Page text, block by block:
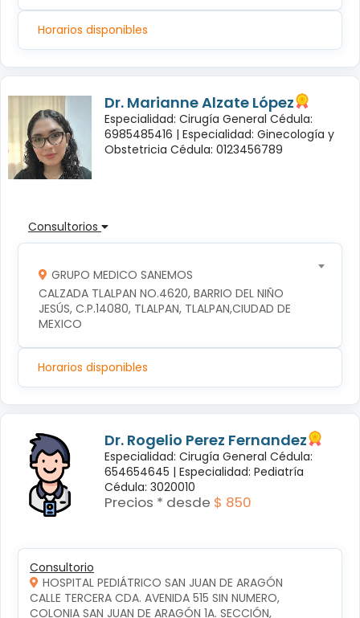
Horarios disponibles
Dr. Marianne Alzate López
Especialidad: Cirugía General Cédula:
6985485416 | Especialidad: Ginecología y
Obstetricia Cédula: 0123456789
Consultorios
GRUPO MEDICO SANEMOS
CALZADA TLALPAN NO.4620, BARRIO DEL NIÑO
JESÚS, C.P.14080, TLALPAN, TLALPAN,CIUDAD DE
MEXICO
Horarios disponibles
Dr. Rogelio Perez Fernandez
Especialidad: Cirugía General Cédula:
654654645 | Especialidad: Pediatría
Cédula: 3020010
Precios * desde $ 850
Consultorio
HOSPITAL PEDIÁTRICO SAN JUAN DE ARAGÓN
CALLE TERCERA CDA. AVENIDA 515 SIN NUMERO,
COLONIA SAN JUAN DE ARAGÓN 1A. SECCIÓN,